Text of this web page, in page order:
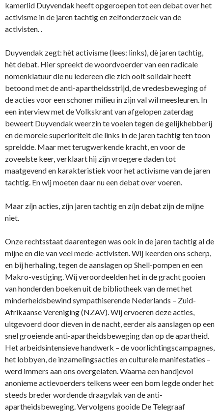
kamerlid Duyvendak heeft opgeroepen tot een debat over het
activisme in de jaren tachtig en zelfonderzoek van de
activisten. .
Duyvendak zegt: hèt activisme (lees: links), dè jaren tachtig,
hèt debat. Hier spreekt de woordvoerder van een radicale
nomenklatuur die nu iedereen die zich ooit solidair heeft
betoond met de anti-apartheidsstrijd, de vredesbeweging of
de acties voor een schoner milieu in zijn val wil meesleuren. In
een interview met de Volkskrant van afgelopen zaterdag
beweert Duyvendak weerzin te voelen tegen de gelijkhebberij
en de morele superioriteit die links in de jaren tachtig ten toon
spreidde. Maar met terugwerkende kracht, en voor de
zoveelste keer, verklaart hij zijn vroegere daden tot
maatgevend en karakteristiek voor het activisme van de jaren
tachtig. En wij moeten daar nu een debat over voeren.
Maar zíjn acties, zíjn jaren tachtig en zíjn debat zijn de mijne
niet.
Onze rechtsstaat daarentegen was ook in de jaren tachtig al de
mijne en die van veel mede-activisten. Wij keerden ons scherp,
en bij herhaling, tegen de aanslagen op Shell-pompen en een
Makro-vestiging. Wij veroordeelden het in de gracht gooien
van honderden boeken uit de bibliotheek van de met het
minderheidsbewind sympathiserende Nederlands – Zuid-
Afrikaanse Vereniging (NZAV). Wij ervoeren deze acties,
uitgevoerd door dieven in de nacht, eerder als aanslagen op een
snel groeiende anti-apartheidsbeweging dan op de apartheid.
Het arbeidsintensieve handwerk – de voorlichtingscampagnes,
het lobbyen, de inzamelingsacties en culturele manifestaties –
werd immers aan ons overgelaten. Waarna een handjevol
anonieme actievoerders telkens weer een bom legde onder het
steeds breder wordende draagvlak van de anti-
apartheidsbeweging. Vervolgens gooide De Telegraaf